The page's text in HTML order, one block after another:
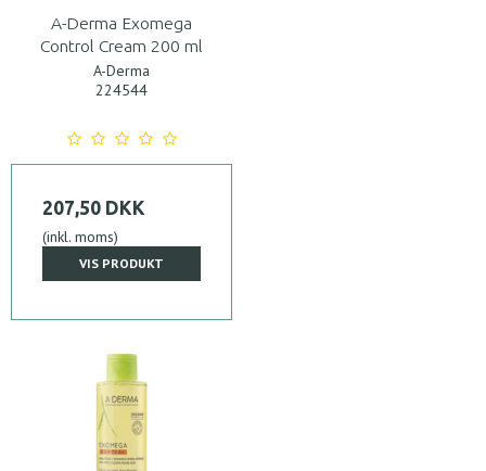
A-Derma Exomega
Control Cream 200 ml
A-Derma
224544
207,50 DKK
(inkl. moms)
VIS PRODUKT